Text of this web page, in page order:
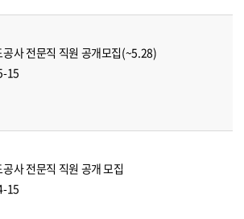
사 전문직 직원 공개모집(~5.28)
15
사 전문직 직원 공개 모집
15